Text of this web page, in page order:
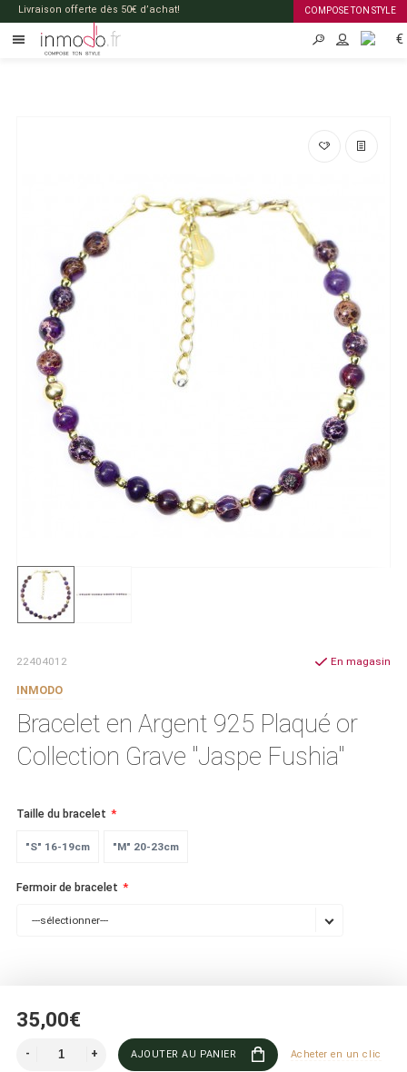
COMPOSE TON STYLE
Livraison offerte dès 50€ d’achat!
FR €
22404012
INMODO
Bracelet en Argent 925 Plaqué or
Collection Grave "Jaspe Fushia"
En magasin
Taille du bracelet
"S" 16-19cm "M" 20-23cm
Fermoir de bracelet
---sélectionner---
35,00€
AJOUTER AU PANIER Acheter en un clic